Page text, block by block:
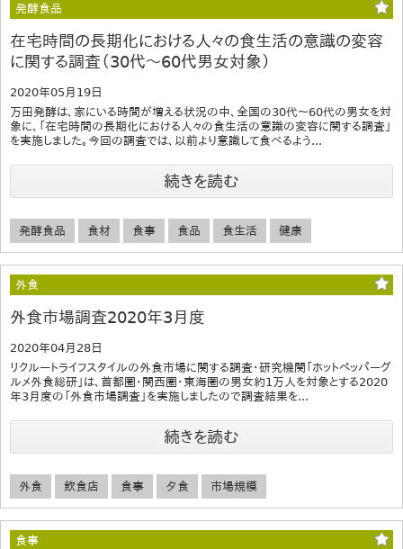
発酵食品
在宅時間の長期化における人々の食生活の意識の変容
に関する調査（30代～60代男女対象）
2020年05月19日
万田発酵は、家にいる時間が増える状況の中、全国の30代～60代の男女を対
象に、「在宅時間の長期化における人々の食生活の意識の変容に関する調査」
を実施しました。今回の調査では、以前より意識して食べるよう...
続きを読む
発酵食品 食材 食事 食品 食生活 健康
外食
外食市場調査2020年3月度
2020年04月28日
リクルートライフスタイルの外食市場に関する調査・研究機関「ホットペッパーグ
ルメ外食総研」は、首都圏・関西圏・東海圏の男女約1万人を対象とする2020
年3月度の「外食市場調査」を実施しましたので調査結果を...
続きを読む
外食 飲食店 食事 夕食 市場規模
食事